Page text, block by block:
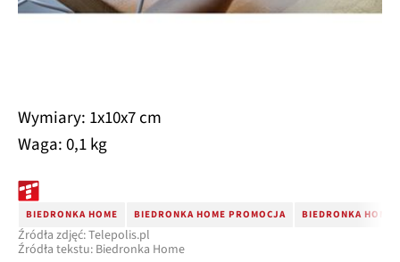
Wymiary: 1x10x7 cm
Waga: 0,1 kg
BIEDRONKA HOME BIEDRONKA HOME PROMOCJA BIEDRONKA HOME
Źródła zdjęć: Telepolis.pl
Źródła tekstu: Biedronka Home